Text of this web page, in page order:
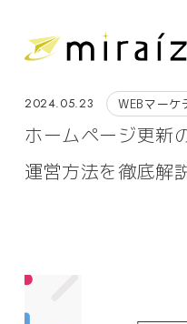
2024.05.23 WEBマーケ
ホームページ更新
運営方法を徹底解